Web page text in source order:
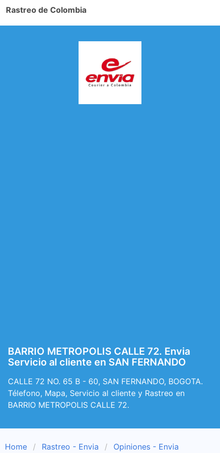
Rastreo de Colombia
BARRIO METROPOLIS CALLE 72. Envia
Servicio al cliente en SAN FERNANDO
CALLE 72 NO. 65 B - 60, SAN FERNANDO, BOGOTA.
Télefono, Mapa, Servicio al cliente y Rastreo en
BARRIO METROPOLIS CALLE 72.
Home Rastreo - Envia
Opiniones - Envia